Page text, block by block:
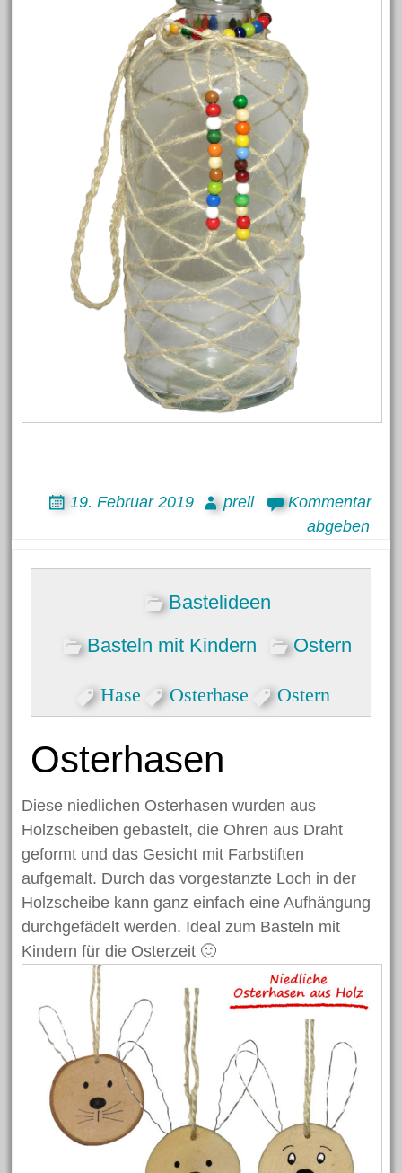
19. Februar 2019 prell
Kommentar
abgeben
Bastelideen
Basteln mit Kindern
Ostern
Hase Osterhase Ostern
Osterhasen
Diese niedlichen Osterhasen wurden aus
Holzscheiben gebastelt, die Ohren aus Draht
geformt und das Gesicht mit Farbstiften
aufgemalt. Durch das vorgestanzte Loch in der
Holzscheibe kann ganz einfach eine Aufhängung
durchgefädelt werden. Ideal zum Basteln mit
Kindern für die Osterzeit 🙂